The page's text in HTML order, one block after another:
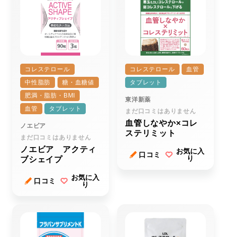
コレステロール
中性脂肪
糖・血糖値
肥満・脂肪・BMI
血管
タブレット
ノエビア
まだ口コミはありません
ノエビア アクティ
ブシェイプ
口コミ
お気に入
り
コレステロール
血管
タブレット
東洋新薬
まだ口コミはありません
血管しなやか×コレ
ステリミット
口コミ
お気に入
り